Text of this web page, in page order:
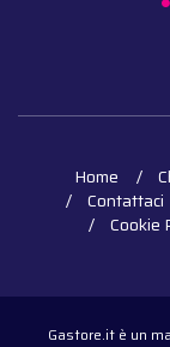
Home
Contattaci
Cookie
Gastore.it è un